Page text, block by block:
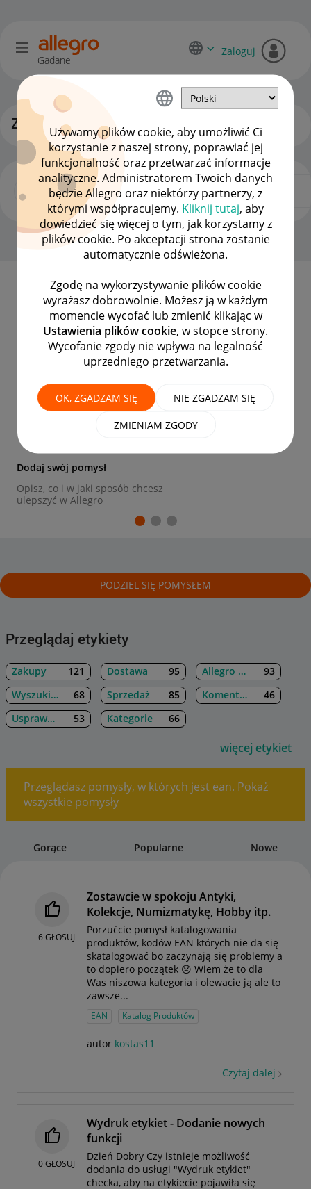
Używamy plików cookie, aby umożliwić Ci
korzystanie z naszej strony, poprawiać jej
funkcjonalność oraz przetwarzać informacje
analityczne. Administratorem Twoich danych
będzie Allegro oraz niektórzy partnerzy, z
którymi współpracujemy. Kliknij tutaj, aby
dowiedzieć się więcej o tym, jak korzystamy z
plików cookie. Po akceptacji strona zostanie
automatycznie odświeżona.
Zgodę na wykorzystywanie plików cookie
wyrażasz dobrowolnie. Możesz ją w każdym
momencie wycofać lub zmienić klikając w
Ustawienia plików cookie, w stopce strony.
Wycofanie zgody nie wpływa na legalność
uprzedniego przetwarzania.
OK, ZGADZAM SIĘ NIE ZGADZAM SIĘ
ZMIENIAM ZGODY
Gadane
Zaloguj
Zgłoś swój pomysł!
Strona Główna OPCJE
Jak to działa?
Chcesz zaproponować małą lub dużą zmianę w Allegro?
Zgłoś ją w tym miejscu i poddaj ocenie społeczności!
1
Dodaj swój pomysł
Opisz, co i w jaki sposób chcesz
ulepszyć w Allegro
Przeglądaj etykiety
Zakupy 121 Dostawa 95 Allegro Lokalnie
93
Wyszukiwanie
68 Sprzedaż 85 Komentarze
46
Usprawnienia na Allegro
53 Kategorie 66
więcej etykiet
PODZIEL SIĘ POMYSŁEM
Przeglądasz pomysły, w których jest ean. Pokaż
wszystkie pomysły
Gorące Popularne Nowe
6GŁOSUJ
Zostawcie w spokoju Antyki,
Kolekcje, Numizmatykę, Hobby itp.
Porzućcie pomysł katalogowania
produktów, kodów EAN których nie da się
skatalogować bo zaczynają się problemy a
to dopiero początek 😞 Wiem że to dla
Was niszowa kategoria i olewacie ją ale to
zawsze...
EAN Katalog Produktów
autor kostas11
Czytaj dalej
0GŁOSUJ
Wydruk etykiet - Dodanie nowych
funkcji
Dzień Dobry Czy istnieje możliwość
dodania do usługi "Wydruk etykiet"
checka, aby na etykiecie pojawiła się